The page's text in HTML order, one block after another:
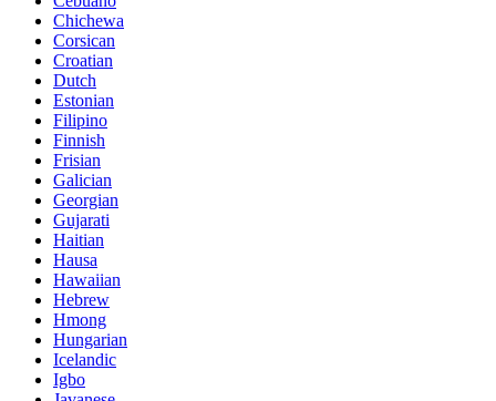
Chichewa
Corsican
Croatian
Dutch
Estonian
Filipino
Finnish
Frisian
Galician
Georgian
Gujarati
Haitian
Hausa
Hawaiian
Hebrew
Hmong
Hungarian
Icelandic
Igbo